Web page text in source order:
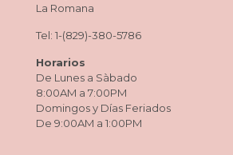
La Romana
Tel: 1-(829)-380-5786
Horarios
De Lunes a Sàbado
8:00AM a 7:00PM
Domingos y Días Feriados
De 9:00AM a 1:00PM